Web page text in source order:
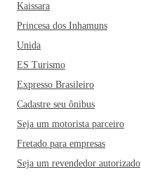
Kaissara
Princesa dos Inhamuns
Unida
ES Turismo
Expresso Brasileiro
Cadastre seu ônibus
Seja um motorista parceiro
Fretado para empresas
Seja um revendedor autorizado